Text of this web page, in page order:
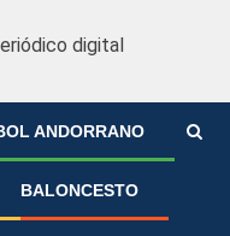
ANDORRANO
BALONCESTO